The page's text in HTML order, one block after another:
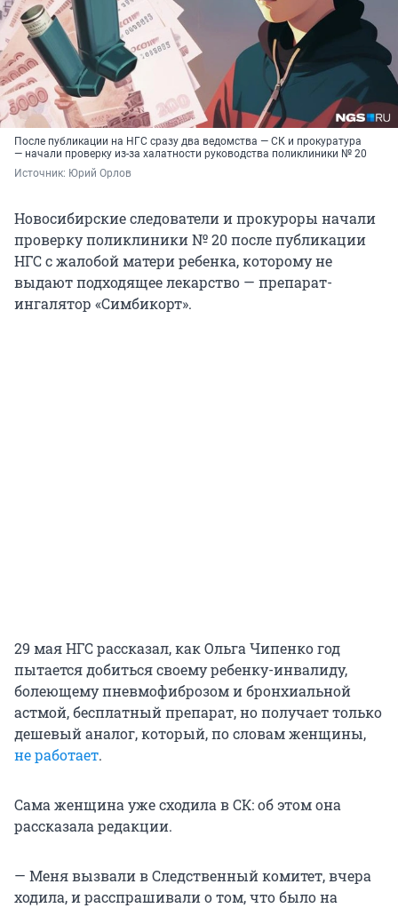
После публикации на НГС сразу два ведомства — СК и прокуратура
— начали проверку из-за халатности руководства поликлиники № 20
Источник: Юрий Орлов
Новосибирские следователи и прокуроры начали
проверку поликлиники № 20 после публикации
НГС с жалобой матери ребенка, которому не
выдают подходящее лекарство — препарат-
ингалятор «Симбикорт».
29 мая НГС рассказал, как Ольга Чипенко год
пытается добиться своему ребенку-инвалиду,
болеющему пневмофиброзом и бронхиальной
астмой, бесплатный препарат, но получает только
дешевый аналог, который, по словам женщины,
не работает.
Сама женщина уже сходила в СК: об этом она
рассказала редакции.
— Меня вызвали в Следственный комитет, вчера
ходила, и расспрашивали о том, что было на